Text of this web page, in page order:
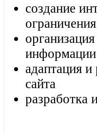
создание
информации
адаптация
сайта
разработка